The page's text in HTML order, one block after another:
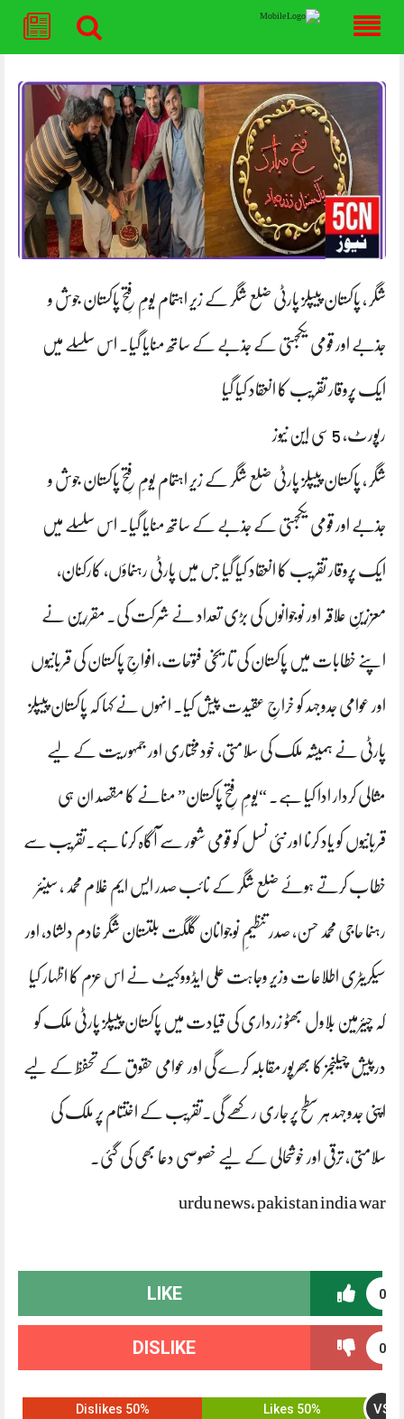
content
شگر ، پاکستان پیپلز پارٹی ضلع شگر کے زیر اہتمام یومِ فتحِ پاکستان جوش و
جذبے اور قومی یکجہتی کے جذبے کے ساتھ منایا گیا۔ اس سلسلے میں
ایک پُروقار تقریب کا انعقاد کیا گیا
رپورٹ، 5 سی این نیوز
شگر ، پاکستان پیپلز پارٹی ضلع شگر کے زیر اہتمام یومِ فتحِ پاکستان جوش و
جذبے اور قومی یکجہتی کے جذبے کے ساتھ منایا گیا۔ اس سلسلے میں
ایک پُروقار تقریب کا انعقاد کیا گیا جس میں پارٹی رہنماؤں، کارکنان،
معززینِ علاقہ اور نوجوانوں کی بڑی تعداد نے شرکت کی۔ مقررین نے
اپنے خطابات میں پاکستان کی تاریخی فتوحات، افواجِ پاکستان کی قربانیوں
اور عوامی جدوجہد کو خراجِ عقیدت پیش کیا۔ انہوں نے کہا کہ پاکستان پیپلز
پارٹی نے ہمیشہ ملک کی سلامتی، خودمختاری اور جمہوریت کے لیے
مثالی کردار ادا کیا ہے۔ “یومِ فتحِ پاکستان” منانے کا مقصد ان ہی
قربانیوں کو یاد کرنا اور نئی نسل کو قومی شعور سے آگاہ کرنا ہے۔تقریب سے
خطاب کرتے ہوئے ضلع شگر کے نائب صدر ایس ایم غلام محمد ، سینئر
رہنما حاجی محمد حسن، صدر تنظیمِ نوجوانان گلگت بلتستان شگر خادم دلشاد، اور
سیکریٹری اطلاعات وزیر وجاہت علی ایڈووکیٹ نے اس عزم کا اظہار کیا
کہ چیئرمین بلاول بھٹو زرداری کی قیادت میں پاکستان پیپلز پارٹی ملک کو
درپیش چیلنجز کا بھرپور مقابلہ کرے گی اور عوامی حقوق کے تحفظ کے لیے
اپنی جدوجہد ہر سطح پر جاری رکھے گی۔تقریب کے اختتام پر ملک کی
سلامتی، ترقی اور خوشحالی کے لیے خصوصی دعا بھی کی گئی۔
urdu news, pakistan india war
0
LIKE
0
DISLIKE
50% Likes VS
50% Dislikes